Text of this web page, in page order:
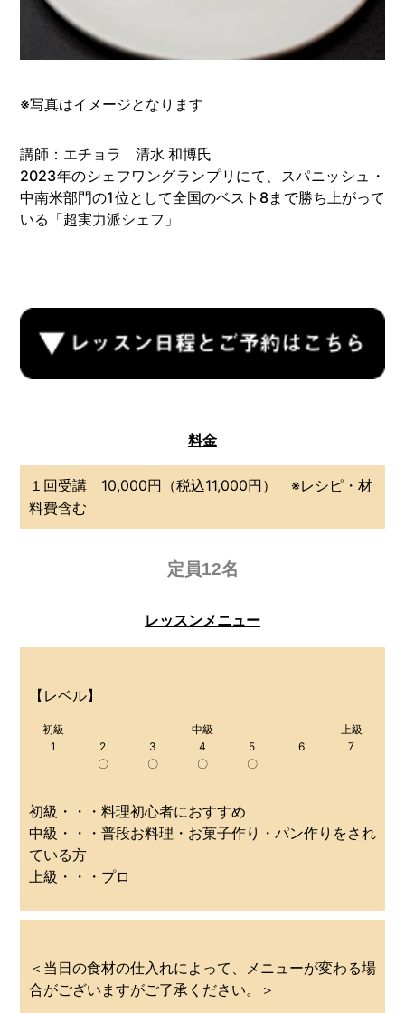
※写真はイメージとなります
講師：エチョラ 清水 和博氏
2023年のシェフワングランプリにて、スパニッシュ・
中南米部門の1位として全国のベスト8まで勝ち上がって
いる「超実力派シェフ」
料金
１回受講 10,000円（税込11,000円） ※レシピ・材
料費含む
定員12名
レッスンメニュー
【レベル】
初級 中級
上級
1
2 3 4 5 6
7
〇
〇 〇 〇
初級・・・料理初心者におすすめ
中級・・・普段お料理・お菓子作り・パン作りをされ
ている方
上級・・・プロ
＜当日の食材の仕入れによって、メニューが変わる場
合がございますがご了承ください。＞